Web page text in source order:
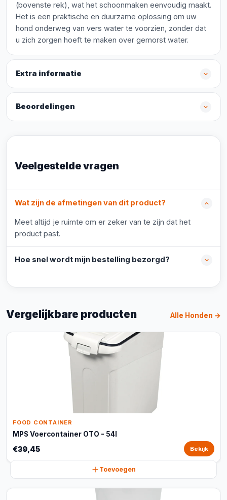
(bovenste rek), wat het schoonmaken eenvoudig maakt.
Het is een praktische en duurzame oplossing om uw
hond onderweg van vers water te voorzien, zonder dat
u zich zorgen hoeft te maken over gemorst water.
Extra informatie
Beoordelingen
Veelgestelde vragen
Wat zijn de afmetingen van dit product?
Meet altijd je ruimte om er zeker van te zijn dat het
product past.
Hoe snel wordt mijn bestelling bezorgd?
Vergelijkbare producten Alle Honden →
FOOD CONTAINER
MPS Voercontainer OTO - 54l
€39,45 Bekijk
Toevoegen